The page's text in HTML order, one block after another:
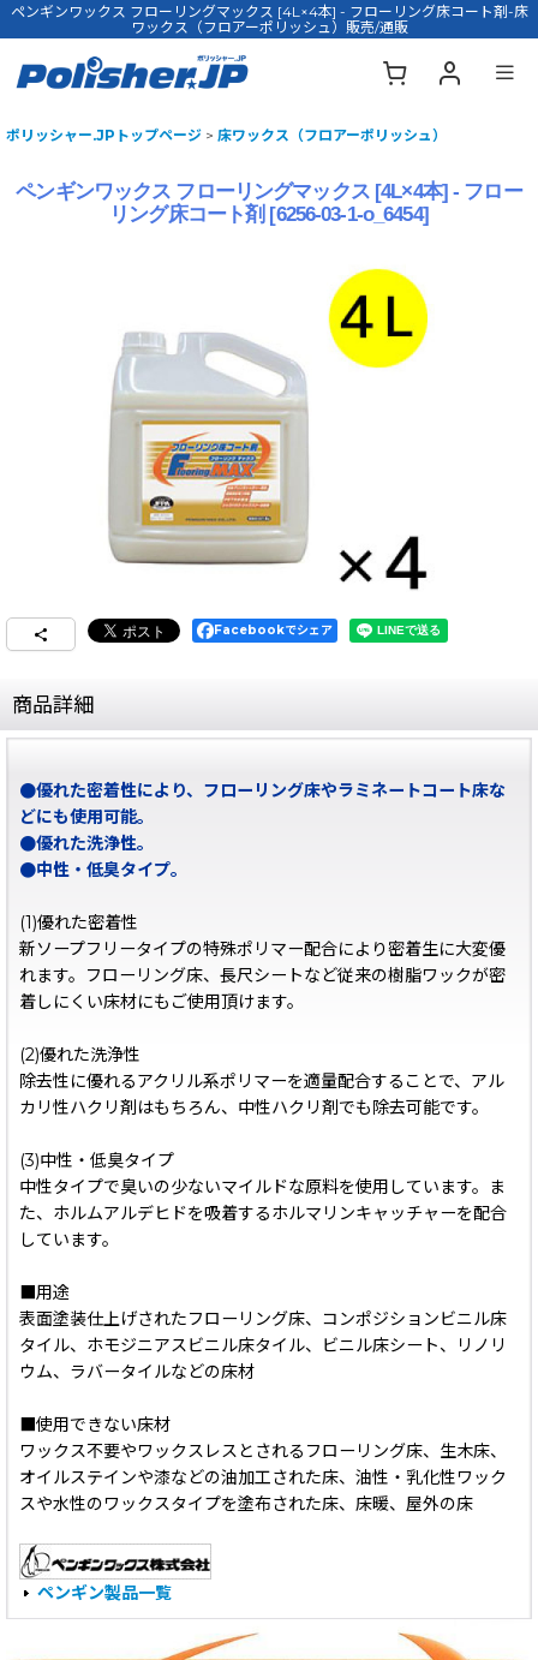
ペンギンワックス フローリングマックス [4L×4本] - フローリング床コート剤-床
ワックス（フロアーポリッシュ）販売/通販
ポリッシャー.JPトップページ > 床ワックス（フロアーポリッシュ）
ペンギンワックス フローリングマックス [4L×4本] - フロー
リング床コート剤 [6256-03-1-o_6454]
Facebookでシェア
商品詳細
●優れた密着性により、フローリング床やラミネートコート床な
どにも使用可能。
●優れた洗浄性。
●中性・低臭タイプ。
(1)優れた密着性
新ソープフリータイプの特殊ポリマー配合により密着生に大変優
れます。フローリング床、長尺シートなど従来の樹脂ワックが密
着しにくい床材にもご使用頂けます。
(2)優れた洗浄性
除去性に優れるアクリル系ポリマーを適量配合することで、アル
カリ性ハクリ剤はもちろん、中性ハクリ剤でも除去可能です。
(3)中性・低臭タイプ
中性タイプで臭いの少ないマイルドな原料を使用しています。ま
た、ホルムアルデヒドを吸着するホルマリンキャッチャーを配合
しています。
■用途
表面塗装仕上げされたフローリング床、コンポジションビニル床
タイル、ホモジニアスビニル床タイル、ビニル床シート、リノリ
ウム、ラバータイルなどの床材
■使用できない床材
ワックス不要やワックスレスとされるフローリング床、生木床、
オイルステインや漆などの油加工された床、油性・乳化性ワック
スや水性のワックスタイプを塗布された床、床暖、屋外の床
ペンギン製品一覧